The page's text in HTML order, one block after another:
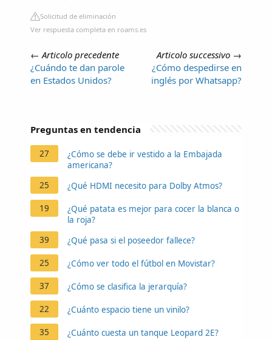
Solicitud de eliminación
Ver respuesta completa en roams.es
←Articolo precedente
¿Cuándo te dan parole
en Estados Unidos?
Articolo successivo →
¿Cómo despedirse en
inglés por Whatsapp?
Preguntas en tendencia
27
¿Cómo se debe ir vestido a la Embajada
americana?
25
¿Qué HDMI necesito para Dolby Atmos?
19
¿Qué patata es mejor para cocer la blanca o
la roja?
39
¿Qué pasa si el poseedor fallece?
25 ¿Cómo ver todo el fútbol en Movistar?
37 ¿Cómo se clasifica la jerarquía?
22 ¿Cuánto espacio tiene un vinilo?
35 ¿Cuánto cuesta un tanque Leopard 2E?